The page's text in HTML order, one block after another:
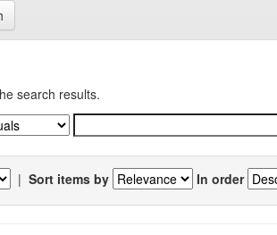
search results.
| Sort items by In order